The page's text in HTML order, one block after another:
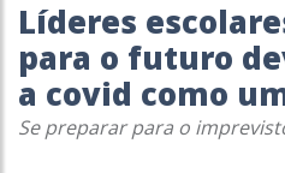
Líderes
para o futuro
a covid como
Se preparar para o